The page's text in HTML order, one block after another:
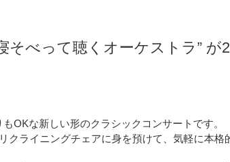
そべって聴くオーケストラ” が
OKな新しい形のクラシックコンサートです。
クライニングチェアに身を預けて、気軽に本格